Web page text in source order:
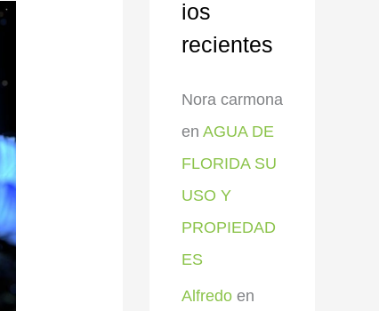
ios
recientes
Nora carmona
en AGUA DE
FLORIDA SU
USO Y
PROPIEDAD
ES
Alfredo en